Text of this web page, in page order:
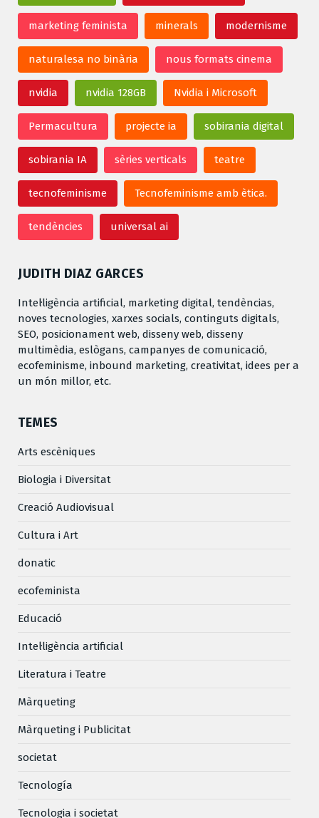
marketing feminista minerals modernisme
naturalesa no binària nous formats cinema
nvidia nvidia 128GB Nvidia i Microsoft
Permacultura projecte ia sobirania digital
sobirania IA sèries verticals teatre
tecnofeminisme Tecnofeminisme amb ètica.
tendències universal ai
JUDITH DIAZ GARCES
Intel·ligència artificial, marketing digital, tendèncias,
noves tecnologies, xarxes socials, continguts digitals,
SEO, posicionament web, disseny web, disseny
multimèdia, eslògans, campanyes de comunicació,
ecofeminisme, inbound marketing, creativitat, idees per a
un món millor, etc.
TEMES
Arts escèniques
Biologia i Diversitat
Creació Audiovisual
Cultura i Art
donatic
ecofeminista
Educació
Intel·ligència artificial
Literatura i Teatre
Màrqueting
Màrqueting i Publicitat
societat
Tecnología
Tecnologia i societat